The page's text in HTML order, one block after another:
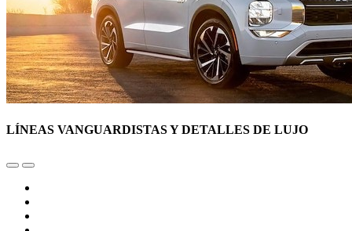
LÍNEAS VANGUARDISTAS Y DETALLES DE LUJO